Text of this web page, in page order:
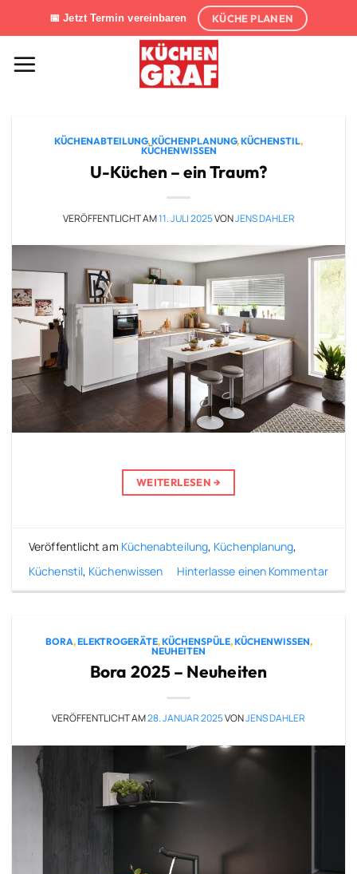
Inhalt
springen
📅 Jetzt Termin vereinbaren KÜCHE PLANEN
KÜCHENABTEILUNG,KÜCHENPLANUNG,KÜCHENSTIL,
KÜCHENWISSEN
U-Küchen – ein Traum?
VERÖFFENTLICHT AM11. JULI 2025VONJENS DAHLER
WEITERLESEN →
Veröffentlicht am Küchenabteilung, Küchenplanung,
Küchenstil, Küchenwissen Hinterlasse einen Kommentar
BORA,ELEKTROGERÄTE,KÜCHENSPÜLE,KÜCHENWISSEN,
NEUHEITEN
Bora 2025 – Neuheiten
VERÖFFENTLICHT AM28. JANUAR 2025VONJENS DAHLER